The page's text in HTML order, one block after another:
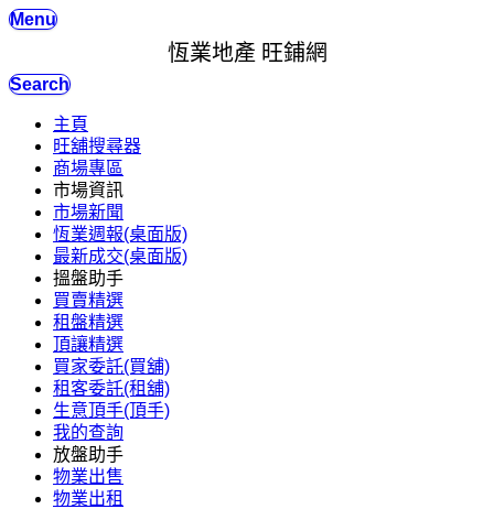
Menu
恆業地產 旺鋪網
Search
主頁
旺舖搜尋器
商場專區
市場資訊
市場新聞
恆業週報(桌面版)
最新成交(桌面版)
搵盤助手
買賣精選
租盤精選
頂讓精選
買家委託(買舖)
租客委託(租舖)
生意頂手(頂手)
我的查詢
放盤助手
物業出售
物業出租